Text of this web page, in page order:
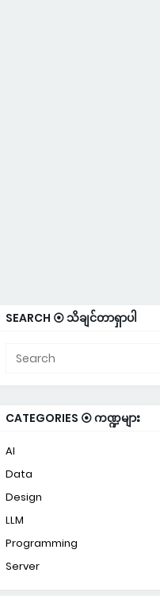
SEARCH ⦿ သိချင်တာရှာပါ
CATEGORIES ⦿ ကဏ္ဍများ
AI
Data
Design
LLM
Programming
Server